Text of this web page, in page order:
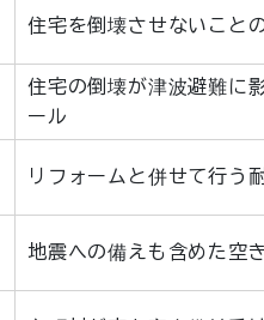
住宅を倒壊させないこと
住宅の倒壊が津波避難に
ール
リフォームと併せて行う
地震への備えも含めた空